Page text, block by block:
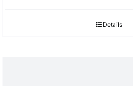
Details